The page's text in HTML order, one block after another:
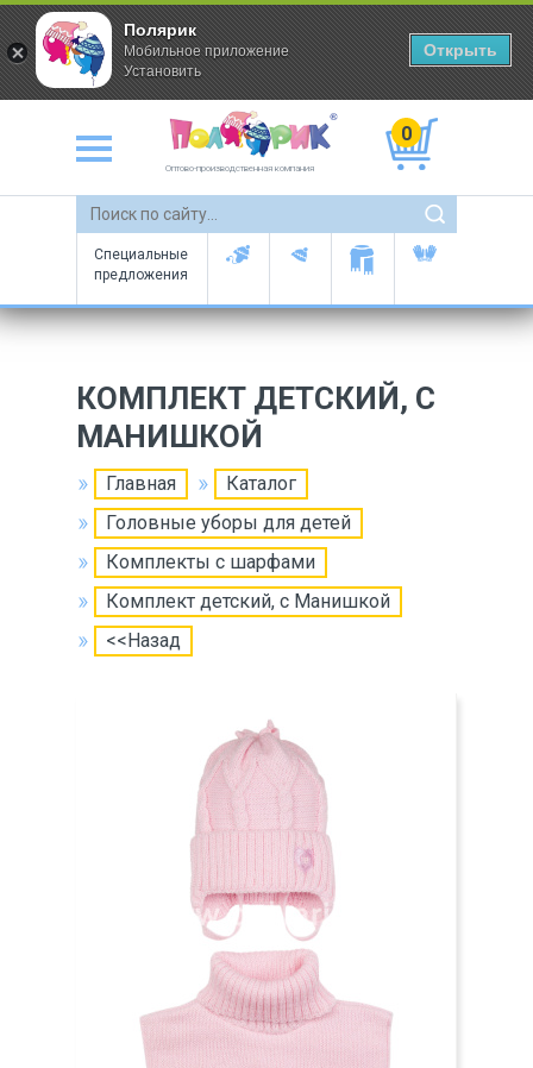
Оптово-производственная компания
0
Специальные
предложения
КОМПЛЕКТ ДЕТСКИЙ, С
МАНИШКОЙ
Главная
Каталог
Головные уборы для детей
Комплекты с шарфами
Комплект детский, с Манишкой
<<Назад
Полярик
Мобильное приложение
Установить
Открыть